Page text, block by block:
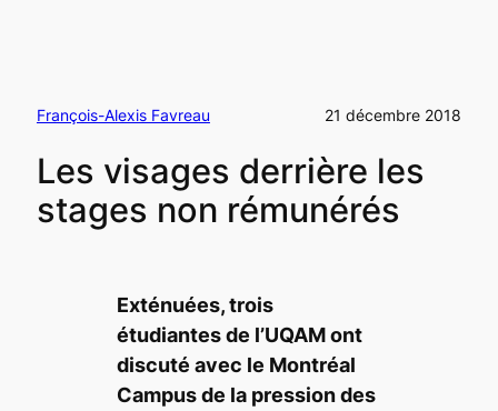
François-Alexis Favreau 21 décembre 2018
Les visages derrière les
stages non rémunérés
Exténuées, trois
étudiantes de l’UQAM ont
discuté avec le Montréal
Campusde la pression des